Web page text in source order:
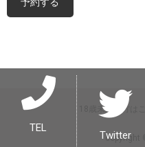
TEL
Twitter
18歳未満の方は
copyright